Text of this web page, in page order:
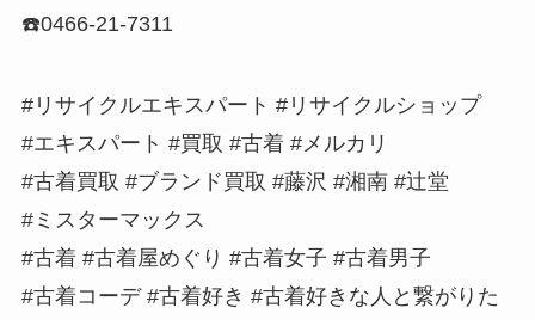
☎️0466-21-7311
#リサイクルエキスパート #リサイクルショップ
#エキスパート #買取 #古着 #メルカリ
#古着買取 #ブランド買取 #藤沢 #湘南 #辻堂
#ミスターマックス
#古着 #古着屋めぐり #古着女子 #古着男子
#古着コーデ #古着好き #古着好きな人と繋がりた